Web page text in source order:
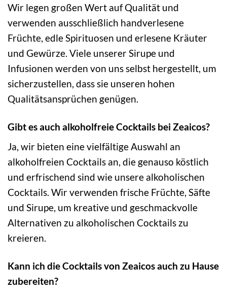
Wir legen großen Wert auf Qualität und
verwenden ausschließlich handverlesene
Früchte, edle Spirituosen und erlesene Kräuter
und Gewürze. Viele unserer Sirupe und
Infusionen werden von uns selbst hergestellt, um
sicherzustellen, dass sie unseren hohen
Qualitätsansprüchen genügen.
Gibt es auch alkoholfreie Cocktails bei Zeaicos?
Ja, wir bieten eine vielfältige Auswahl an
alkoholfreien Cocktails an, die genauso köstlich
und erfrischend sind wie unsere alkoholischen
Cocktails. Wir verwenden frische Früchte, Säfte
und Sirupe, um kreative und geschmackvolle
Alternativen zu alkoholischen Cocktails zu
kreieren.
Kann ich die Cocktails von Zeaicos auch zu Hause
zubereiten?